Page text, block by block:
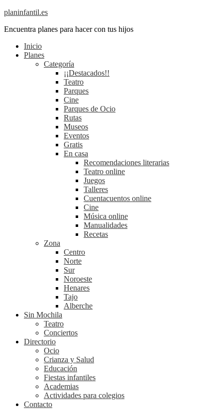
planinfantil.es
Encuentra planes para hacer con tus hijos
Inicio
Planes
Categoría
¡¡Destacados!!
Teatro
Parques
Cine
Parques de Ocio
Rutas
Museos
Eventos
Gratis
En casa
Recomendaciones literarias
Teatro online
Juegos
Talleres
Cuentacuentos online
Cine
Música online
Manualidades
Recetas
Zona
Centro
Norte
Sur
Noroeste
Henares
Tajo
Alberche
Sin Mochila
Teatro
Conciertos
Directorio
Ocio
Crianza y Salud
Educación
Fiestas infantiles
Academias
Actividades para colegios
Contacto